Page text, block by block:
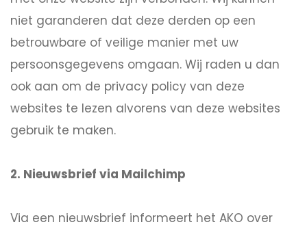
niet garanderen dat deze derden op een
betrouwbare of veilige manier met uw
persoonsgegevens omgaan. Wij raden u dan
ook aan om de privacy policy van deze
websites te lezen alvorens van deze websites
gebruik te maken.
2. Nieuwsbrief via Mailchimp
Via een nieuwsbrief informeert het AKO over